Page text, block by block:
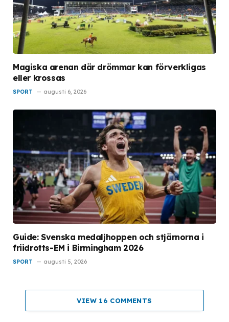
Magiska arenan där drömmar kan förverkligas
eller krossas
SPORT augusti 6, 2026
Guide: Svenska medaljhoppen och stjärnorna i
friidrotts-EM i Birmingham 2026
SPORT augusti 5, 2026
VIEW 16 COMMENTS